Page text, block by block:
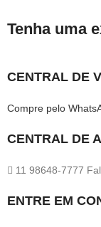
Tenha uma
CENTRAL DE
Compre pelo
CENTRAL DE
11 98648-7777
ENTRE EM